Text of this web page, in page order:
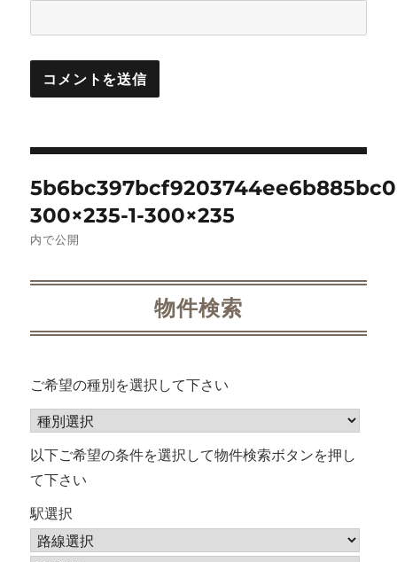
稿
ナ
ビ
シ
ョ
ン
300×235-1-300×235
内で公開
物件検索
ご希望の種別を選択して下さい
以下ご希望の条件を選択して物件検索ボタンを押し
て下さい
駅選択